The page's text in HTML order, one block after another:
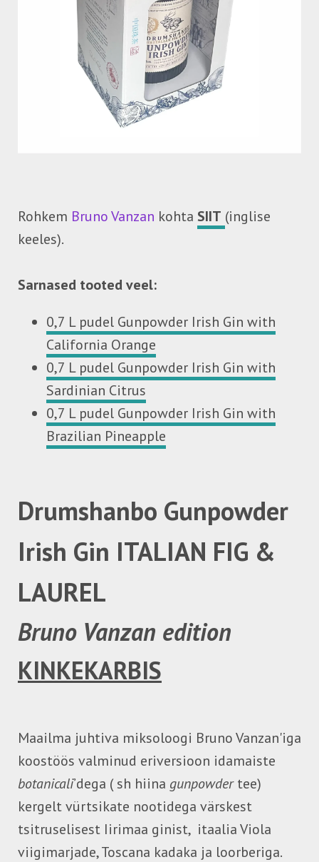
Rohkem Bruno Vanzan kohta SIIT (inglise
keeles).
Sarnased tooted veel:
0,7 L pudel Gunpowder Irish Gin with
California Orange
0,7 L pudel Gunpowder Irish Gin with
Sardinian Citrus
0,7 L pudel Gunpowder Irish Gin with
Brazilian Pineapple
Drumshanbo Gunpowder
Irish Gin ITALIAN FIG &
LAUREL
Bruno Vanzan edition
KINKEKARBIS
Maailma juhtiva miksoloogi Bruno Vanzan'iga
koostöös valminud eriversioon idamaiste
botanicali’dega ( sh hiina gunpowdertee)
kergelt vürtsikate nootidega värskest
tsitruselisest Iirimaa ginist, itaalia Viola
viigimarjade, Toscana kadaka ja loorberiga.